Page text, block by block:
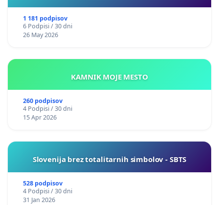
1 181 podpisov
6 Podpisi / 30 dni
26 May 2026
KAMNIK MOJE MESTO
260 podpisov
4 Podpisi / 30 dni
15 Apr 2026
Slovenija brez totalitarnih simbolov - SBTS
528 podpisov
4 Podpisi / 30 dni
31 Jan 2026